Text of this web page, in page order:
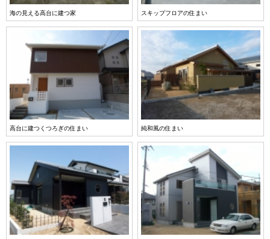
海の見える高台に建つ家 スキップフロアの住まい
高台に建つくつろぎの住まい 純和風の住まい